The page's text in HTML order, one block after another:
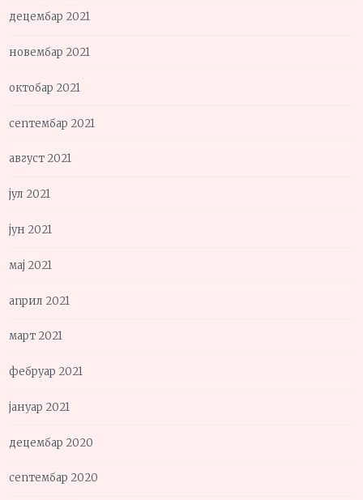
децембар 2021
новембар 2021
октобар 2021
септембар 2021
август 2021
јул 2021
јун 2021
мај 2021
април 2021
март 2021
фебруар 2021
јануар 2021
децембар 2020
септембар 2020